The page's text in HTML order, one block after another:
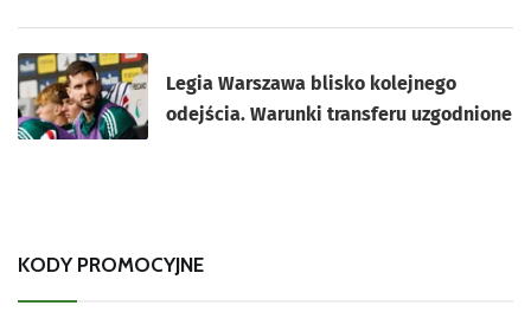
Legia Warszawa blisko kolejnego
odejścia. Warunki transferu uzgodnione
KODY PROMOCYJNE